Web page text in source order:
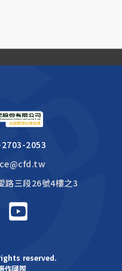
2053
路三段26號4樓之3
reserved.
作國際